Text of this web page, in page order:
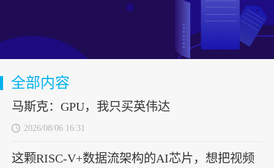
全部内容
马斯克：GPU，我只买英伟达
2026/08/06 16:31
这颗RISC-V+数据流架构的AI芯片，想把视频